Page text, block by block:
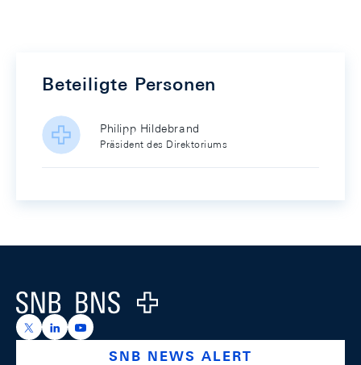
Beteiligte Personen
Philipp Hildebrand
Präsident des Direktoriums
Logo
https://x.com/snb_bns
https://ch.linkedin.com/company/swiss-national-
https://www.youtube.com/@swissnationalbank
SNB NEWS ALERT